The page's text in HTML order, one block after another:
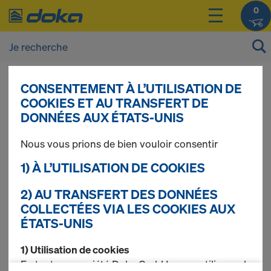
0
Vous pouvez afficher les prix de vos produits
après vous être connecté(e)ouinscrit(e)
Eurex 60
3 produits trouvés
Le plus recherché
CONSENTEMENT À L’UTILISATION DE
COOKIES ET AU TRANSFERT DE
DONNÉES AUX ÉTATS-UNIS
Nous vous prions de bien vouloir consentir
1) À L’UTILISATION DE COOKIES
2) AU TRANSFERT DES DONNÉES
COLLECTÉES VIA LES COOKIES AUX
ÉTATS-UNIS
1) Utilisation de cookies
En tant que société Doka GmbH, nous utilisons des